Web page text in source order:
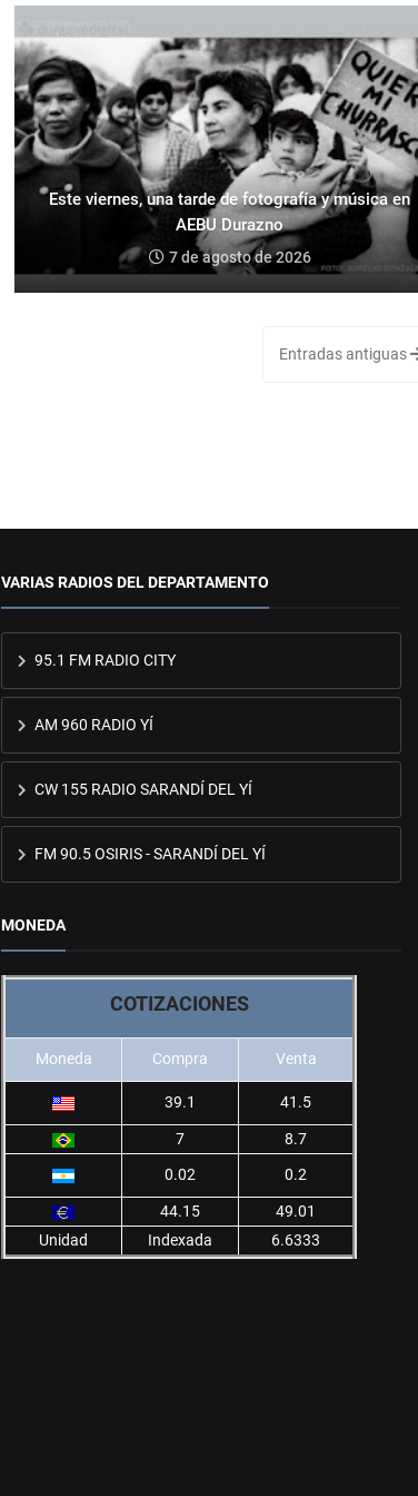
Este viernes, una tarde de fotografía y música en
AEBU Durazno
7 de agosto de 2026
Entradas antiguas
VARIAS RADIOS DEL DEPARTAMENTO
95.1 FM RADIO CITY
AM 960 RADIO YÍ
CW 155 RADIO SARANDÍ DEL YÍ
FM 90.5 OSIRIS - SARANDÍ DEL YÍ
MONEDA
COTIZACIONES
Moneda Compra Venta
39.1 41.5
7
8.7
0.02
0.2
44.15
49.01
Unidad
Indexada 6.6333